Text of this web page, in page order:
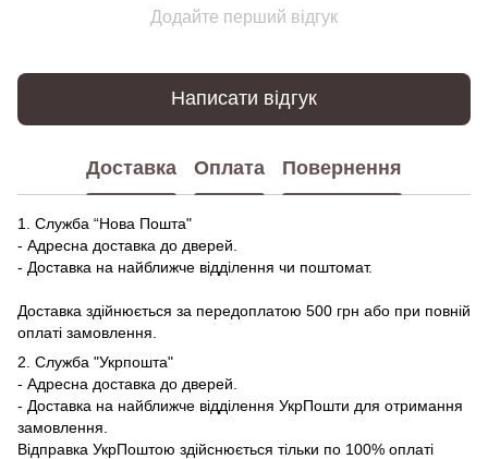
Додайте перший відгук
Написати відгук
Доставка Оплата Повернення
1. Служба “Нова Пошта"
- Адресна доставка до дверей.
- Доставка на найближче відділення чи поштомат.
Доставка здійнюється за передоплатою 500 грн або при повній
оплаті замовлення.
2. Служба "Укрпошта"
- Адресна доставка до дверей.
- Доставка на найближче відділення УкрПошти для отримання
замовлення.
Відправка УкрПоштою здійснюється тільки по 100% оплаті